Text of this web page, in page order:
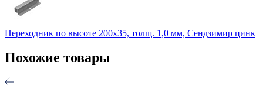
Переходник по высоте 200х35, толщ. 1,0 мм, Сендзимир цинк
Похожие товары